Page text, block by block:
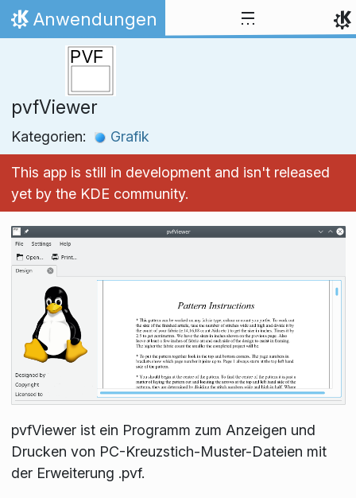
Zum Inhalt springen
Startseite
Anwendungen
pvfViewer
Kategorien: Grafik
This app is still in development and isn't released
yet by the KDE community.
pvfViewer ist ein Programm zum Anzeigen und
Drucken von PC-Kreuzstich-Muster-Dateien mit
der Erweiterung .pvf.